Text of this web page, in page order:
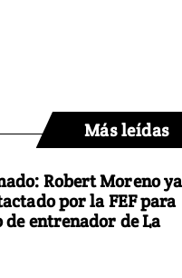
Más leídas
Robert Moreno ya
por la FEF para
de entrenador de La